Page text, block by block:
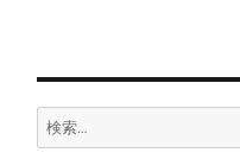
検
索: